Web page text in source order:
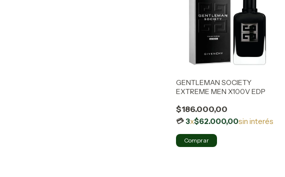
GENTLEMAN SOCIETY
EXTREME MEN X100V EDP
$186.000,00
3x$62.000,00sin interés